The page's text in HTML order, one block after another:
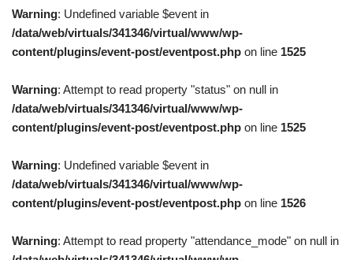
Warning: Undefined variable $event in
/data/web/virtuals/341346/virtual/www/wp-
content/plugins/event-post/eventpost.php on line 1525
Warning: Attempt to read property "status" on null in
/data/web/virtuals/341346/virtual/www/wp-
content/plugins/event-post/eventpost.php on line 1525
Warning: Undefined variable $event in
/data/web/virtuals/341346/virtual/www/wp-
content/plugins/event-post/eventpost.php on line 1526
Warning: Attempt to read property "attendance_mode" on null in